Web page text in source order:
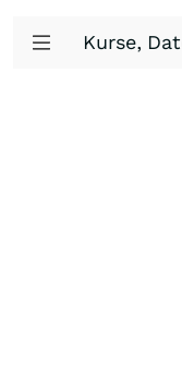
Kurse,